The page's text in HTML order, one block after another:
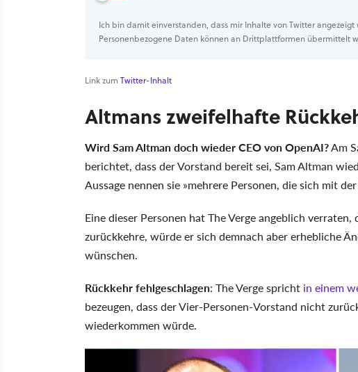
Ich bin damit einverstanden, dass mir Inhalte von Twitter angezeigt
Personenbezogene Daten können an Drittplattformen übermittelt
Link zum Twitter-Inhalt
Altmans zweifelhafte
Wird Sam Altman doch wieder CEO von OpenAI?Am
berichtet, dass der Vorstand bereit sei, Sam Altman
Aussage nennen sie »mehrere Personen, die sich mit
Eine dieser Personen hat The Verge angeblich
zurückkehre, würde er sich demnach aber erhebliche
wünschen.
Rückkehr fehlgeschlagen: The Verge spricht in einem
bezeugen, dass der Vier-Personen-Vorstand nicht
wiederkommen würde.